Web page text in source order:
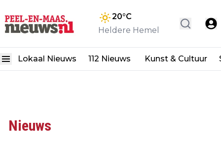
20°C
Heldere Hemel
Lokaal Nieuws 112 Nieuws Kunst & Cultuur
Nieuws